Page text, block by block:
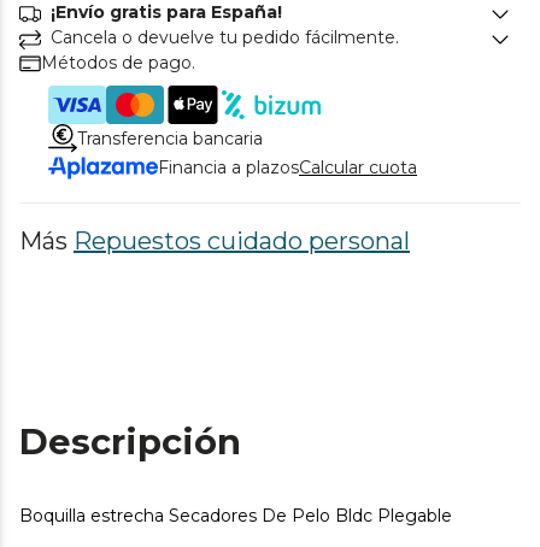
¡Envío gratis para España!
Cancela o devuelve tu pedido fácilmente.
Métodos de pago.
Transferencia bancaria
Financia a plazosCalcular cuota
Más Repuestos cuidado personal
Descripción
Boquilla estrecha Secadores De Pelo Bldc Plegable